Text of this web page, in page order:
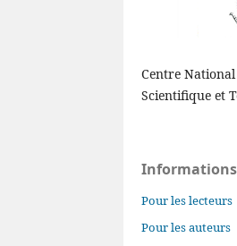
Centre
Scientifique et
Informations
Pour les lecteurs
Pour les auteurs